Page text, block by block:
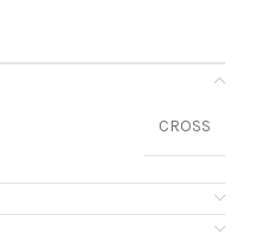
CROSS